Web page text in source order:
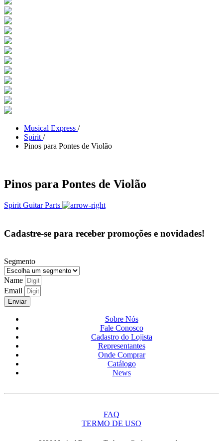
Musical Express /
Spirit /
Pinos para Pontes de Violão
Pinos para Pontes de Violão
Spirit Guitar Parts
Cadastre-se para receber promoções e novidades!
Segmento
Name
Email
Enviar
Sobre Nós
Fale Conosco
Cadastro do Lojista
Representantes
Onde Comprar
Catálogo
News
FAQ
TERMO DE USO